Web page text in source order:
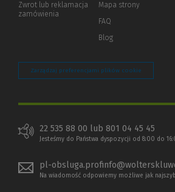
innej
Zwrot lub reklamacja
zamówienia
Mapa strony
FAQ
Blog
Zarządzaj preferencjami plików cookie
22 535 88 00 lub 801 04 45 45
Jesteśmy do Państwa dyspozycji od 8:00 do
pl-
Na wiadomość odpowiemy możliwe jak